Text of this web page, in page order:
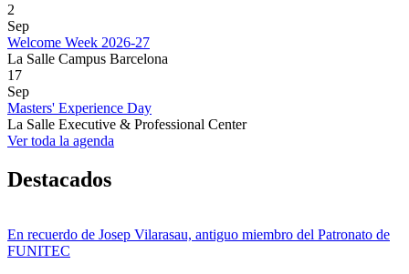
2
Sep
Welcome Week 2026-27
La Salle Campus Barcelona
17
Sep
Masters' Experience Day
La Salle Executive & Professional Center
Ver toda la agenda
Destacados
En recuerdo de Josep Vilarasau, antiguo miembro del Patronato de
FUNITEC